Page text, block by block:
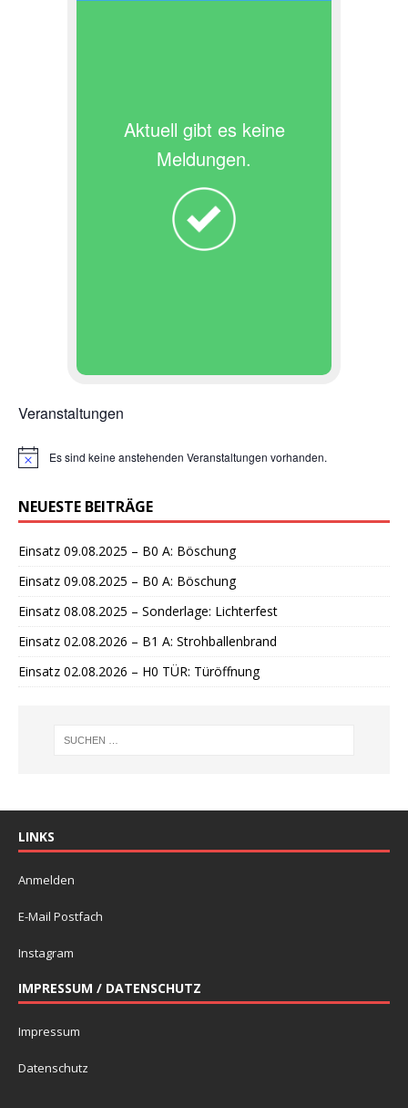
Aktuell gibt es keine
Meldungen.
Veranstaltungen
H
w
e
s
Es sind keine anstehenden Veranstaltungen vorhanden.
NEUESTE BEITRÄGE
Einsatz 09.08.2025 – B0 A: Böschung
Einsatz 09.08.2025 – B0 A: Böschung
Einsatz 08.08.2025 – Sonderlage: Lichterfest
Einsatz 02.08.2026 – B1 A: Strohballenbrand
Einsatz 02.08.2026 – H0 TÜR: Türöffnung
LINKS
Anmelden
E-Mail Postfach
Instagram
IMPRESSUM / DATENSCHUTZ
Impressum
Datenschutz